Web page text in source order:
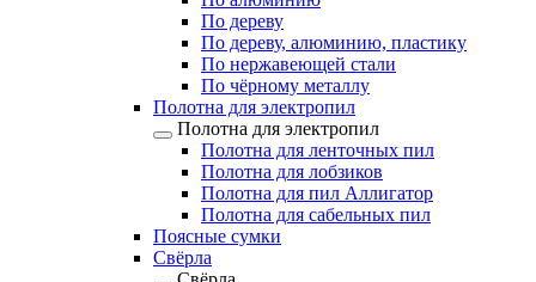
По дереву
По дереву, алюминию, пластику
По нержавеющей стали
По чёрному металлу
Полотна для электропил
Полотна для электропил
Полотна для ленточных пил
Полотна для лобзиков
Полотна для пил Аллигатор
Полотна для сабельных пил
Поясные сумки
Свёрла